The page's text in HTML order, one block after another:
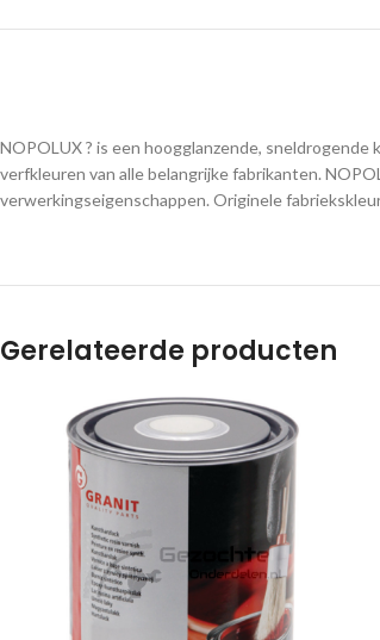
NOPOLUX ? is een hoogglanzende,
verfkleuren van alle belangrijke fabrikanten.
verwerkingseigenschappen. Originele
Gerelateerde producten